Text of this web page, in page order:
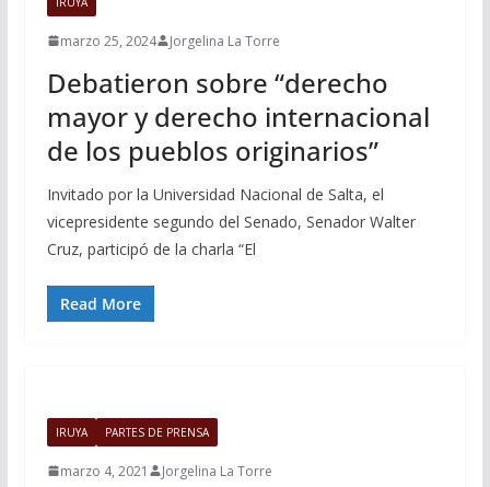
marzo 25, 2024 Jorgelina La Torre
Debatieron sobre “derecho
mayor y derecho internacional
de los pueblos originarios”
Invitado por la Universidad Nacional de Salta, el
vicepresidente segundo del Senado, Senador Walter
Cruz, participó de la charla “El
Read More
IRUYA PARTES DE PRENSA
marzo 4, 2021 Jorgelina La Torre